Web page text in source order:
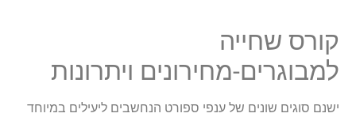
קורס שחייה
למבוגרים-מחירונים ויתרונות
ישנם סוגים שונים של ענפי ספורט הנחשבים ליעילים במיוחד